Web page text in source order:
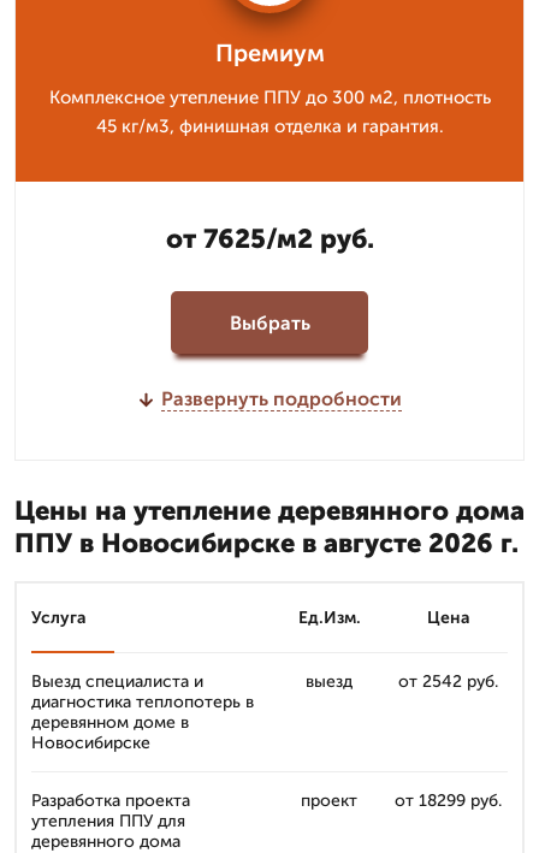
Премиум
Комплексное утепление ППУ до 300 м2, плотность
45 кг/м3, финишная отделка и гарантия.
от 7625/м2 руб.
Выбрать
Развернуть подробности
Цены на утепление деревянного дома
ППУ в Новосибирске в августе 2026 г.
Услуга Ед.Изм. Цена
Выезд специалиста и
диагностика теплопотерь в
деревянном доме в
Новосибирске
выезд от 2542 руб.
Разработка проекта
утепления ППУ для
деревянного дома
проект от 18299 руб.